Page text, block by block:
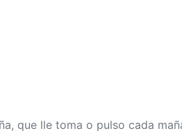
que lle toma o pulso cada